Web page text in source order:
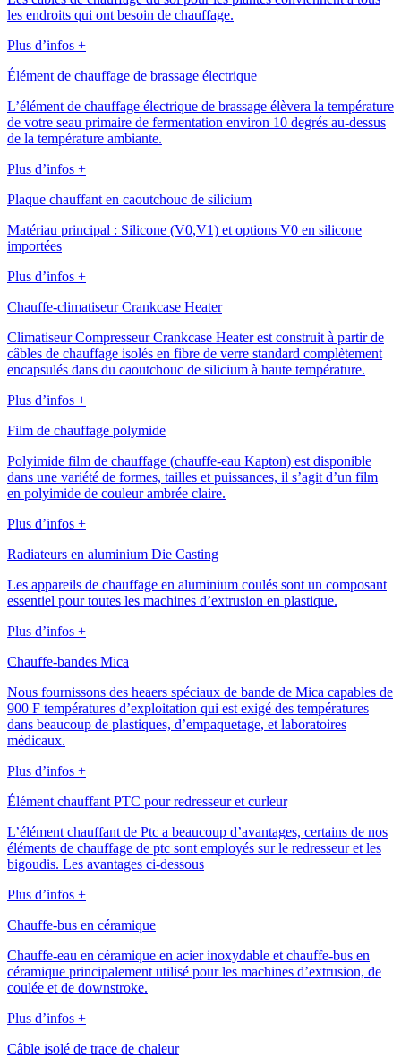
les endroits qui ont besoin de chauffage.
Plus d’infos +
Élément de chauffage de brassage électrique
L’élément de chauffage électrique de brassage élèvera la température
de votre seau primaire de fermentation environ 10 degrés au-dessus
de la température ambiante.
Plus d’infos +
Plaque chauffant en caoutchouc de silicium
Matériau principal : Silicone (V0,V1) et options V0 en silicone
importées
Plus d’infos +
Chauffe-climatiseur Crankcase Heater
Climatiseur Compresseur Crankcase Heater est construit à partir de
câbles de chauffage isolés en fibre de verre standard complètement
encapsulés dans du caoutchouc de silicium à haute température.
Plus d’infos +
Film de chauffage polymide
Polyimide film de chauffage (chauffe-eau Kapton) est disponible
dans une variété de formes, tailles et puissances, il s’agit d’un film
en polyimide de couleur ambrée claire.
Plus d’infos +
Radiateurs en aluminium Die Casting
Les appareils de chauffage en aluminium coulés sont un composant
essentiel pour toutes les machines d’extrusion en plastique.
Plus d’infos +
Chauffe-bandes Mica
Nous fournissons des heaers spéciaux de bande de Mica capables de
900 F températures d’exploitation qui est exigé des températures
dans beaucoup de plastiques, d’empaquetage, et laboratoires
médicaux.
Plus d’infos +
Élément chauffant PTC pour redresseur et curleur
L’élément chauffant de Ptc a beaucoup d’avantages, certains de nos
éléments de chauffage de ptc sont employés sur le redresseur et les
bigoudis. Les avantages ci-dessous
Plus d’infos +
Chauffe-bus en céramique
Chauffe-eau en céramique en acier inoxydable et chauffe-bus en
céramique principalement utilisé pour les machines d’extrusion, de
coulée et de downstroke.
Plus d’infos +
Câble isolé de trace de chaleur